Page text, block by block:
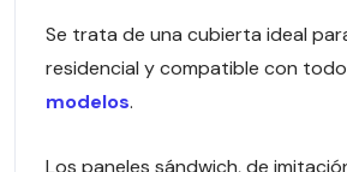
Se trata de una cubierta ideal
residencial y compatible con
modelos.
Los paneles sándwich, de